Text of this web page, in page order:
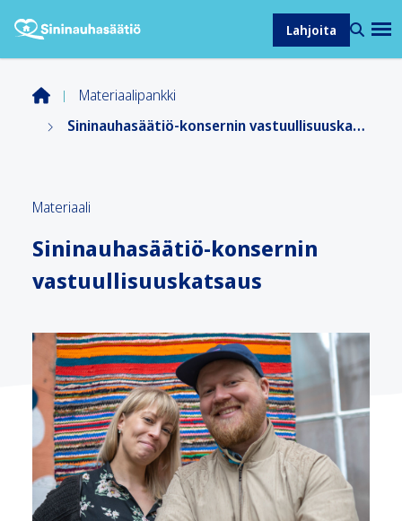
Lahjoita
Materiaalipankki
Sininauhasäätiö-konsernin vastuullisuuskatsaus
Materiaali
Sininauhasäätiö-konsernin
vastuullisuuskatsaus